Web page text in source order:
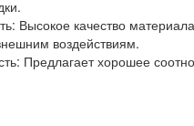
Высокое качество
воздействиям.
Предлагает хорошее